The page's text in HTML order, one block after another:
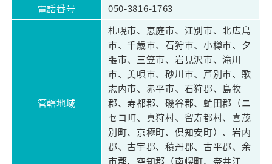
電話番号
050-3816-1763
管轄地域
札幌市、恵庭市、江別市、北広島
市、千歳市、石狩市、小樽市、夕
張市、三笠市、岩見沢市、滝川
市、美唄市、砂川市、芦別市、歌
志内市、赤平市、石狩郡、島牧
郡、寿都郡、磯谷郡、虻田郡（ニ
セコ町、真狩村、留寿都村、喜茂
別町、京極町、倶知安町）、岩内
郡、古宇郡、積丹郡、古平郡、余
市郡、空知郡（南幌町、奈井江